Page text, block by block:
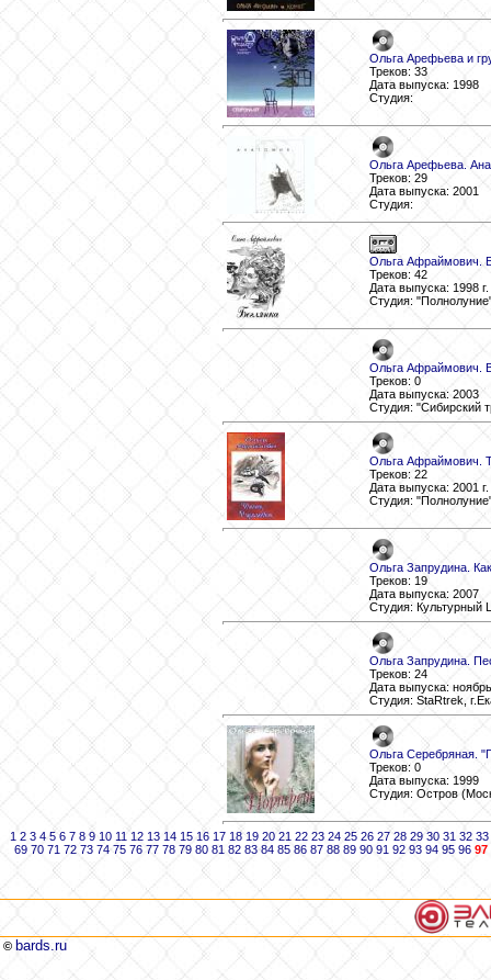
Ольга Арефьева и
Треков: 33
Дата выпуска: 1998
Студия:
Ольга Арефьева.
Треков: 29
Дата выпуска: 2001
Студия:
Ольга Афраймович.
Треков: 42
Дата выпуска: 1998 г.
Студия:
Ольга Афраймович.
Треков: 0
Дата выпуска: 2003
Студия: "Сибирский
Ольга Афраймович.
Треков: 22
Дата выпуска: 2001 г.
Студия:
Ольга Запрудина.
Треков: 19
Дата выпуска: 2007
Студия: Культурный
Ольга Запрудина.
Треков: 24
Дата выпуска:
Студия: StaRtrek,
Ольга Серебряная.
Треков: 0
Дата выпуска: 1999
Студия: Остров
1 2 3 4 5 6 7 8 9 10 11 12 13 14 15 16 17 18 19 20 21 22 23 24 25 26 27 28 29 30 31 32 33
69 70 71 72 73 74 75 76 77 78 79 80 81 82 83 84 85 86 87 88 89 90 91 92 93 94 95 96 97
© bards.ru